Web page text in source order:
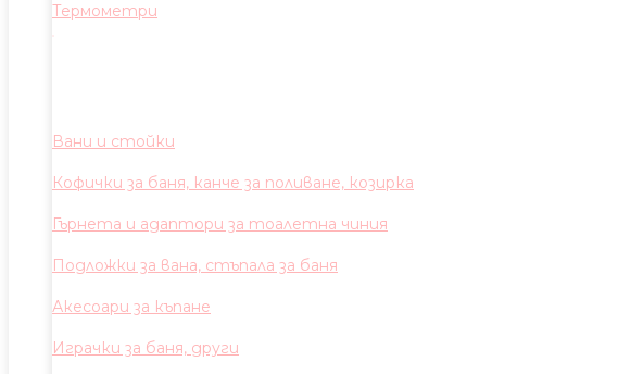
Термометри
Вани и стойки
Кофички за баня, канче за поливане, козирка
Гърнета и адаптори за тоалетна чиния
Подложки за вана, стъпала за баня
Акесоари за къпане
Играчки за баня, други